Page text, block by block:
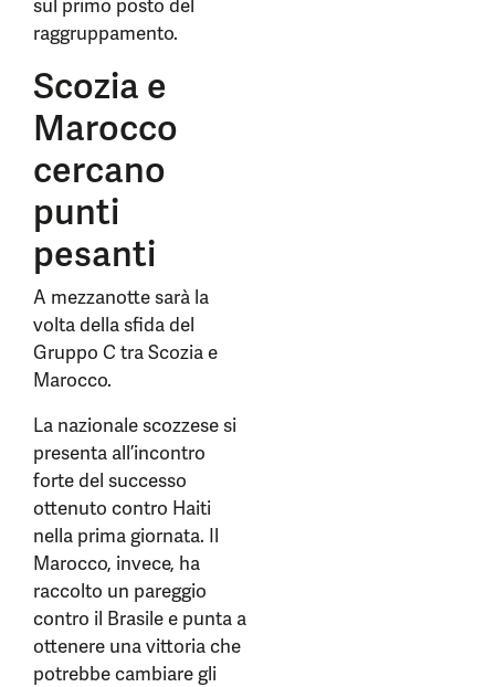
sul primo posto del
raggruppamento.
Scozia e
Marocco
cercano
punti
pesanti
A mezzanotte sarà la
volta della sfida del
Gruppo C tra Scozia e
Marocco.
La nazionale scozzese si
presenta all’incontro
forte del successo
ottenuto contro Haiti
nella prima giornata. Il
Marocco, invece, ha
raccolto un pareggio
contro il Brasile e punta a
ottenere una vittoria che
potrebbe cambiare gli